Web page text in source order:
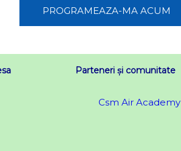
PROGRAMEAZA-MA ACUM
Parteneri și comunitate
Csm Air Academy